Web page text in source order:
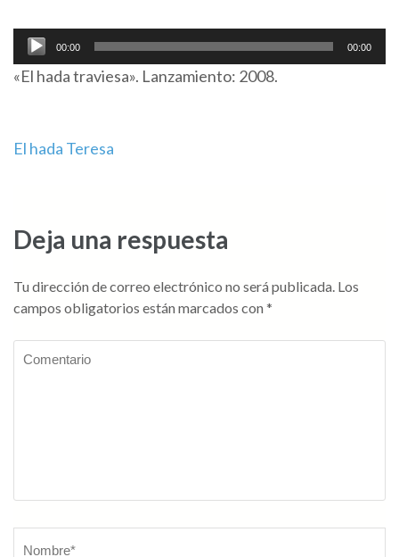
Reproductor
de
audio
00:00 00:00
«El hada traviesa». Lanzamiento: 2008.
Navegación
entradas
El hada Teresa
Deja una respuesta
Tu dirección de correo electrónico no será publicada. Los
campos obligatorios están marcados con *